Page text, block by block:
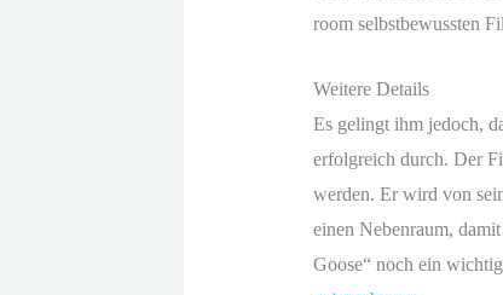
room selbstbewussten
Weitere Details
Es gelingt ihm jedoch,
erfolgreich durch. Der
werden. Er wird von
einen Nebenraum,
Goose“ noch ein